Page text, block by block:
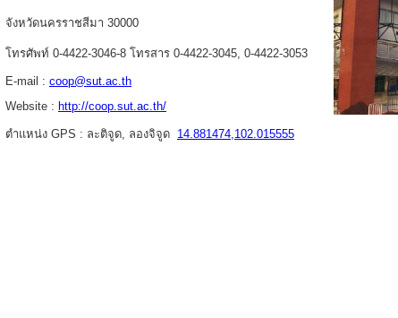
จังหวัดนครราชสีมา 30000
โทรศัพท์ 0-4422-3046-8 โทรสาร 0-4422-3045, 0-4422-3053
E-mail : coop@sut.ac.th
Website : http://coop.sut.ac.th/
ตำแหน่ง GPS : ละติจูด, ลองจิจูด 14.881474,102.015555